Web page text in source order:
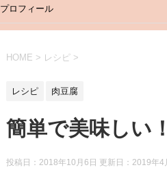
プロフィール
HOME > レシピ >
レシピ 肉豆腐
簡単で美味しい
投稿日：2018年10月6日 更新日： 2019年4